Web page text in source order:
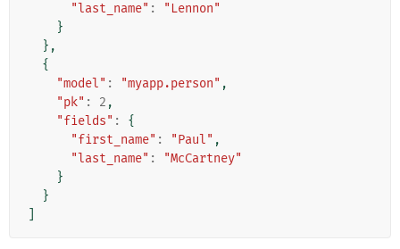
"last_name" :
"Lennon"
}
},
{
"model" : "myapp.person" ,
"pk" : 2 ,
"fields" :
{
"first_name" : "Paul" ,
"last_name" :
"McCartney"
}
}